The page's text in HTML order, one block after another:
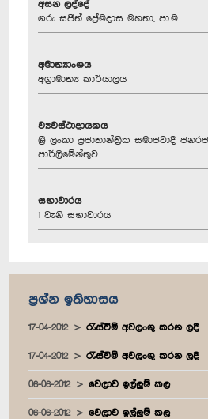
අසන ලද්දේ
ගරු සජිත් ප්‍රේමදාස මහතා, පා.ම.
අමාත්‍යාංශය
අග්‍රාමාත්‍ය කාර්යාලය
ව්‍යවස්ථාදායකය
ශ්‍රී ලංකා ප්‍රජාතාන්ත්‍රික සමාජවාදී
පාර්ලිමේන්තුව
සභාවාරය
1 වැනි සභාවාරය
ප්‍රශ්න ඉතිහාසය
17-04-2012 රැස්වීම් අවලංගු කරන ලදී
17-04-2012 රැස්වීම් අවලංගු කරන ලදී
06-06-2012 වෙලාව ඉල්ලුම් කල
06-06-2012 වෙලාව ඉල්ලුම් කල